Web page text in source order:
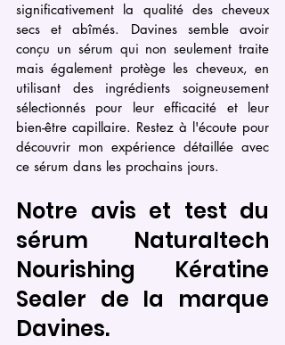
significativement la qualité des cheveux
secs et abîmés. Davines semble avoir
conçu un sérum qui non seulement traite
mais également protège les cheveux, en
utilisant des ingrédients soigneusement
sélectionnés pour leur efficacité et leur
bien-être capillaire. Restez à l'écoute pour
découvrir mon expérience détaillée avec
ce sérum dans les prochains jours.
Notre avis et test du
sérum Naturaltech
Nourishing Kératine
Sealer de la marque
Davines.